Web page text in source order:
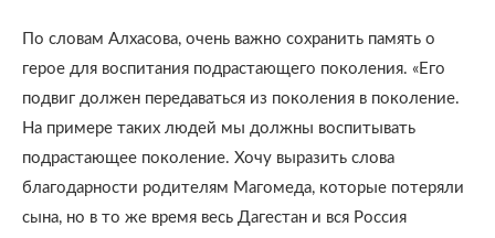
По словам Алхасова, очень важно сохранить память о
герое для воспитания подрастающего поколения. «Его
подвиг должен передаваться из поколения в поколение.
На примере таких людей мы должны воспитывать
подрастающее поколение. Хочу выразить слова
благодарности родителям Магомеда, которые потеряли
сына, но в то же время весь Дагестан и вся Россия